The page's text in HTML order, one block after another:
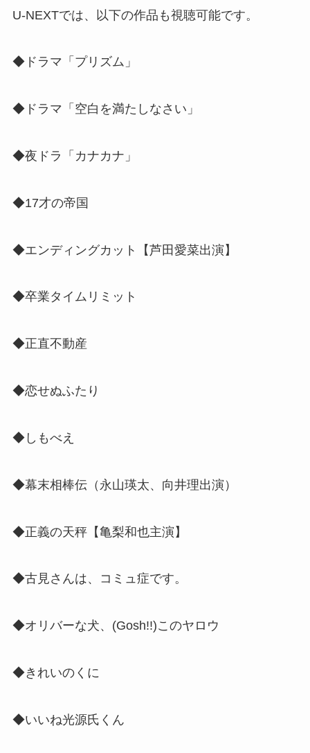
U-NEXTでは、以下の作品も視聴可能です。
◆ドラマ「プリズム」
◆ドラマ「空白を満たしなさい」
◆夜ドラ「カナカナ」
◆17才の帝国
◆エンディングカット【芦田愛菜出演】
◆卒業タイムリミット
◆正直不動産
◆恋せぬふたり
◆しもべえ
◆幕末相棒伝（ 永山瑛太、向井理出演 ）
◆正義の天秤【亀梨和也主演】
◆古見さんは、コミュ症です。
◆オリバーな犬、(Gosh!!)このヤロウ
◆きれいのくに
◆いいね光源氏くん